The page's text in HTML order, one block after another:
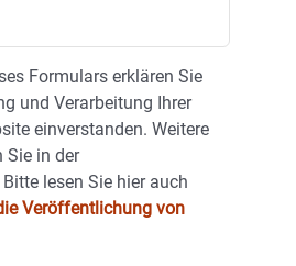
Formulars erklären Sie
und Verarbeitung Ihrer
einverstanden. Weitere
Sie in der
Bitte lesen Sie hier auch
Veröffentlichung von